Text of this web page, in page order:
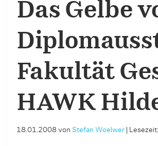
Das Gelbe
Fakultät
HAWK
18.01.2008 von Stefan Woelwer|